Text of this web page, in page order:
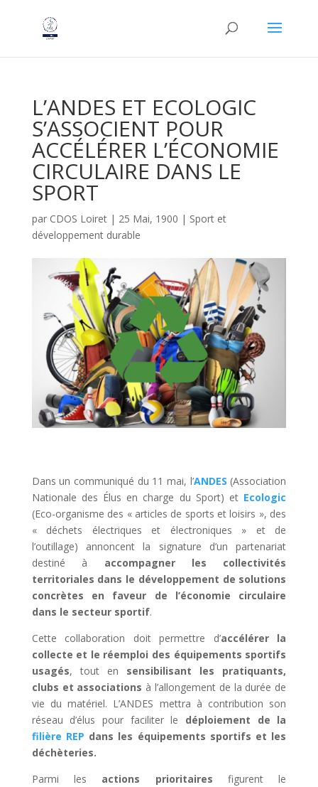
L’ANDES ET ECOLOGIC
S’ASSOCIENT POUR
ACCÉLÉRER L’ÉCONOMIE
CIRCULAIRE DANS LE
SPORT
par CDOS Loiret| 25 Mai, 1900 | Sport et
développement durable
Dans un communiqué du 11 mai, l’ANDES (Association
Nationale des Élus en charge du Sport) et Ecologic
(Eco-organisme des « articles de sports et loisirs », des
« déchets électriques et électroniques » et de
l’outillage) annoncent la signature d’un partenariat
destiné à accompagner les collectivités
territoriales dans le développement de solutions
concrètes en faveur de l’économie circulaire
dans le secteur sportif.
Cette collaboration doit permettre d’accélérer la
collecte et le réemploi des équipements sportifs
usagés, tout en sensibilisant les pratiquants,
clubs et associations à l’allongement de la durée de
vie du matériel. L’ANDES mettra à contribution son
réseau d’élus pour faciliter le déploiement de la
filière REP dans les équipements sportifs et les
déchèteries.
Parmi les actions prioritaires figurent le